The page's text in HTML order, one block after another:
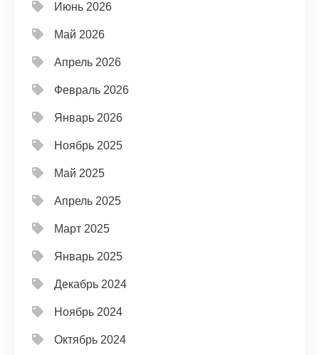
Июнь 2026
Май 2026
Апрель 2026
Февраль 2026
Январь 2026
Ноябрь 2025
Май 2025
Апрель 2025
Март 2025
Январь 2025
Декабрь 2024
Ноябрь 2024
Октябрь 2024